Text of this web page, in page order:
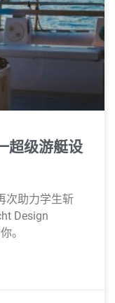
超级游艇设
次助力学生斩
Design
。